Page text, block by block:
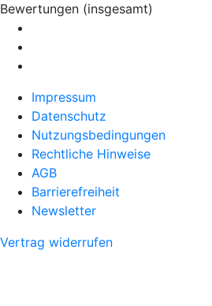
Bewertungen (insgesamt)
Impressum
Datenschutz
Nutzungsbedingungen
Rechtliche Hinweise
AGB
Barrierefreiheit
Newsletter
Vertrag widerrufen